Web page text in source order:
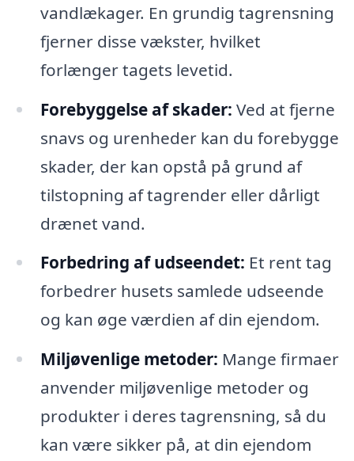
vandlækager. En grundig tagrensning
fjerner disse vækster, hvilket
forlænger tagets levetid.
Forebyggelse af skader: Ved at fjerne
snavs og urenheder kan du forebygge
skader, der kan opstå på grund af
tilstopning af tagrender eller dårligt
drænet vand.
Forbedring af udseendet: Et rent tag
forbedrer husets samlede udseende
og kan øge værdien af din ejendom.
Miljøvenlige metoder: Mange firmaer
anvender miljøvenlige metoder og
produkter i deres tagrensning, så du
kan være sikker på, at din ejendom